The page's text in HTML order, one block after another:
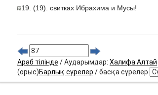
19. (19). свитках Ибрахима и Мусы!
Араб тілінде / Аударымдар: Халифа Алтай
(орыс)Барлық сүрелер / басқа сүрелер